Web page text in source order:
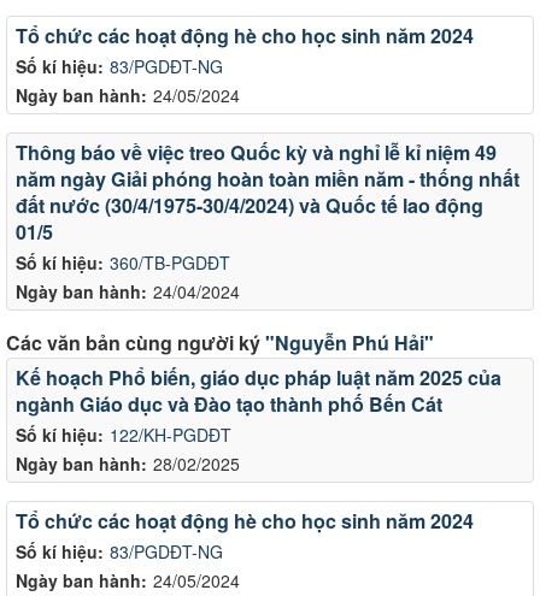
Số kí hiệu: 83/PGDĐT-NG
Ngày ban hành: 24/05/2024
Tổ chức các hoạt động hè cho học sinh năm 2024
Số kí hiệu: 360/TB-PGDĐT
Ngày ban hành: 24/04/2024
Thông báo về việc treo Quốc kỳ và nghỉ lễ kỉ niệm 49
năm ngày Giải phóng hoàn toàn miền năm - thống nhất
đất nước (30/4/1975-30/4/2024) và Quốc tế lao động
01/5
Các văn bản cùng người ký"Nguyễn Phú Hải"
Số kí hiệu: 122/KH-PGDĐT
Ngày ban hành: 28/02/2025
Kế hoạch Phổ biến, giáo dục pháp luật năm 2025 của
ngành Giáo dục và Đào tạo thành phố Bến Cát
Số kí hiệu: 83/PGDĐT-NG
Ngày ban hành: 24/05/2024
Tổ chức các hoạt động hè cho học sinh năm 2024